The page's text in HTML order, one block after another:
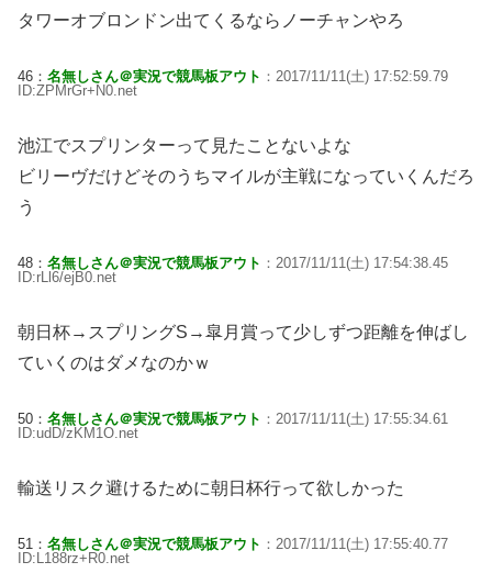
タワーオブロンドン出てくるならノーチャンやろ
46： 名無しさん＠実況で競馬板アウト ：2017/11/11(土) 17:52:59.79
ID:ZPMrGr+N0.net
池江でスプリンターって見たことないよな
ビリーヴだけどそのうちマイルが主戦になっていくんだろ
う
48： 名無しさん＠実況で競馬板アウト ：2017/11/11(土) 17:54:38.45
ID:rLl6/ejB0.net
朝日杯→スプリングS→皐月賞って少しずつ距離を伸ばし
ていくのはダメなのかｗ
50： 名無しさん＠実況で競馬板アウト ：2017/11/11(土) 17:55:34.61
ID:udD/zKM1O.net
輸送リスク避けるために朝日杯行って欲しかった
51： 名無しさん＠実況で競馬板アウト ：2017/11/11(土) 17:55:40.77
ID:L188rz+R0.net